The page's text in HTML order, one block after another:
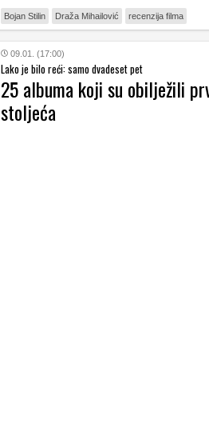
Bojan Stilin Draža Mihailović recenzija filma
09.01. (17:00)
Lako je bilo reći: samo dvadeset pet
25 albuma koji su obilježili
stoljeća